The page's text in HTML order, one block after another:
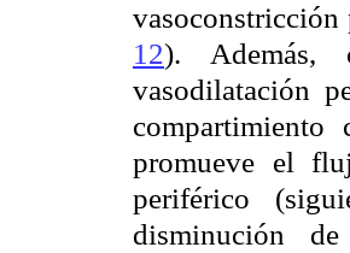
12). Además,
vasodilatación
promueve el
periférico
disminución